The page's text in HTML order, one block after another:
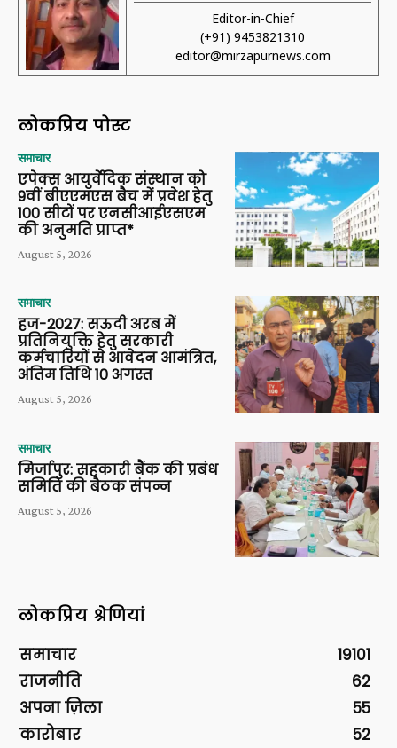
Editor-in-Chief
(+91) 9453821310
editor@mirzapurnews.com
लोकप्रिय पोस्ट
समाचार
एपेक्स आयुर्वेदिक संस्थान को
9वीं बीएएमएस बैच में प्रवेश हेतु
100 सीटों पर एनसीआईएसएम
की अनुमति प्राप्त*
August 5, 2026
समाचार
हज-2027: सऊदी अरब में
प्रतिनियुक्ति हेतु सरकारी
कर्मचारियों से आवेदन आमंत्रित,
अंतिम तिथि 10 अगस्त
August 5, 2026
समाचार
मिर्जापुर: सहकारी बैंक की प्रबंध
समिति की बैठक संपन्न
August 5, 2026
लोकप्रिय श्रेणियां
समाचार
19101
राजनीति
62
अपना ज़िला
55
कारोबार
52